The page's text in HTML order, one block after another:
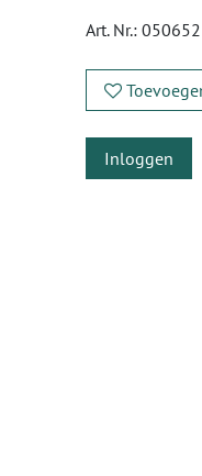
Art. Nr.: 050652
Inloggen